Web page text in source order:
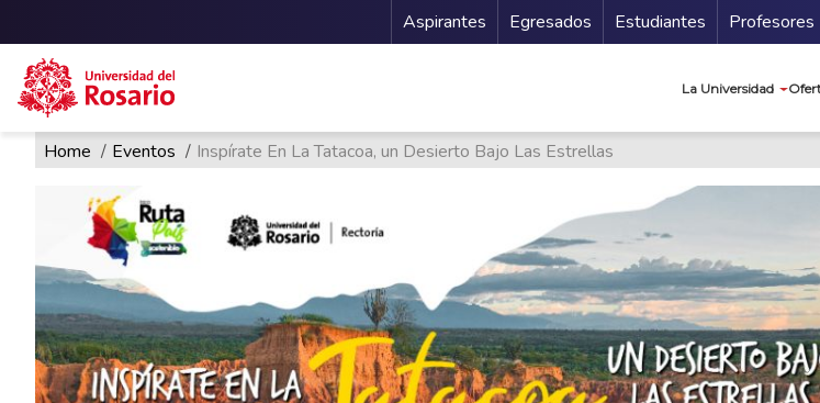
Pasar al contenido principal
Menu Secundario
Aspirantes Egresados Estudiantes Profesores
La Universidad
Ruta de navegación
Home Eventos Inspírate En La Tatacoa, un Desierto Bajo Las Estrellas